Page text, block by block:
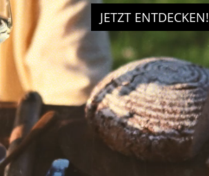
JETZT ENTDECKEN!